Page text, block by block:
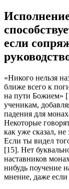
если
«Никого нельзя
ближе всего к
на пути Божием»
ученикам,
падения для
Некоторые
как уже сказал,
Если ты видел
[15]. Нет
наставников
нибудь поучение
мнение, даже